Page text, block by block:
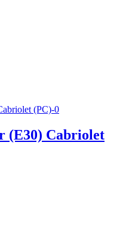
(E30) Cabriolet